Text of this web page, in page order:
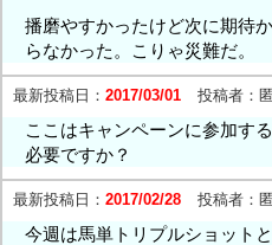
播磨やすかったけど次に期待
らなかった。こりゃ災難だ。
最新投稿日： 2017/03/01 投稿者：
ここはキャンペーンに参加す
必要ですか？
最新投稿日： 2017/02/28 投稿者：
今週は馬単トリプルショット